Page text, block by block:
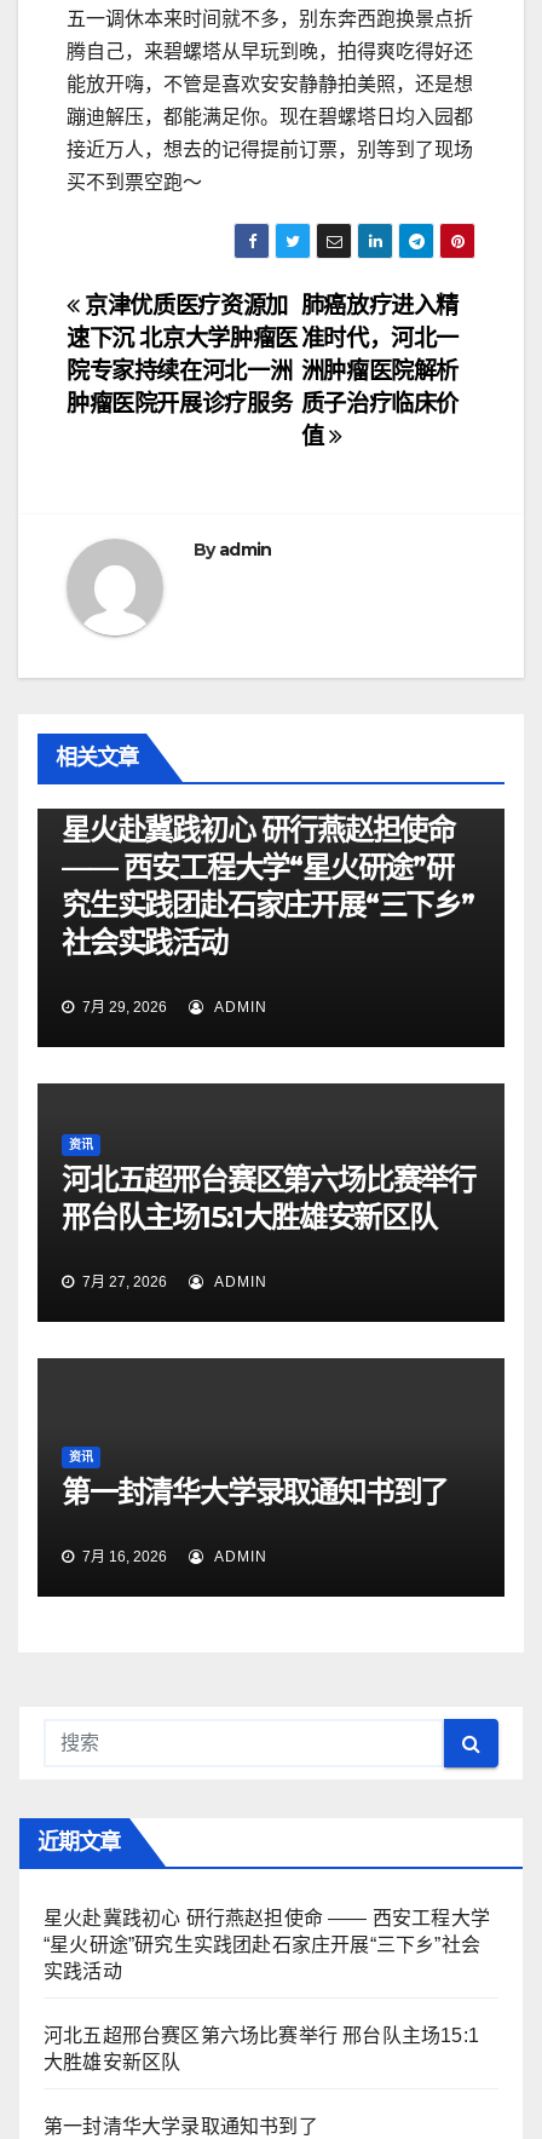
五一调休本来时间就不多，别东奔西跑换景点折
腾自己，来碧螺塔从早玩到晚，拍得爽吃得好还
能放开嗨，不管是喜欢安安静静拍美照，还是想
蹦迪解压，都能满足你。现在碧螺塔日均入园都
接近万人，想去的记得提前订票，别等到了现场
买不到票空跑～
文
章
导
肺癌放疗进入精
准时代，河北一
洲肿瘤医院解析
质子治疗临床价
值
京津优质医疗资源加
速下沉 北京大学肿瘤医
院专家持续在河北一洲
肿瘤医院开展诊疗服务
Byadmin
相关文章
星火赴冀践初心 研行燕赵担使命
—— 西安工程大学“星火研途”研
究生实践团赴石家庄开展“三下乡”
社会实践活动
7月 29, 2026 ADMIN
资讯
河北五超邢台赛区第六场比赛举行
邢台队主场15:1大胜雄安新区队
7月 27, 2026 ADMIN
资讯
第一封清华大学录取通知书到了
7月 16, 2026 ADMIN
近期文章
星火赴冀践初心 研行燕赵担使命 —— 西安工程大学
“星火研途”研究生实践团赴石家庄开展“三下乡”社会
实践活动
河北五超邢台赛区第六场比赛举行 邢台队主场15:1
大胜雄安新区队
第一封清华大学录取通知书到了